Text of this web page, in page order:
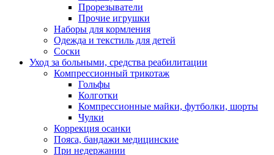
Прорезыватели
Прочие игрушки
Наборы для кормления
Одежда и текстиль для детей
Соски
Уход за больными, средства реабилитации
Компрессионный трикотаж
Гольфы
Колготки
Компрессионные майки, футболки, шорты
Чулки
Коррекция осанки
Пояса, бандажи медицинские
При недержании